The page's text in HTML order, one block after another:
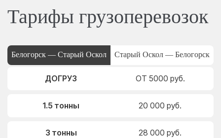
Тарифы грузоперевозок
Белогорск — Старый Оскол Старый Оскол — Белогорск
ДОГРУЗ ОТ 5000 руб.
1.5 тонны 20 000 руб.
3 тонны 28 000 руб.